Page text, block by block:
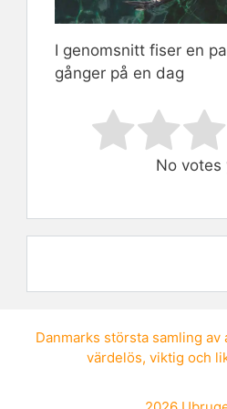
I genomsnitt fiser en
gånger på en dag
Rate this item:
No votes
Danmarks största samling av
värdelös, viktig och